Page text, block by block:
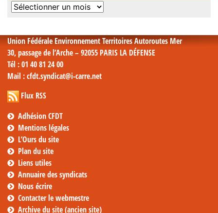
Archives
Union Fédérale Environnement Territoires Autoroutes Mer
30, passage de l’Arche – 92055 PARIS LA DÉFENSE
Tél : 01 40 81 24 00
Mail : cfdt.syndicat@i-carre.net
Flux RSS
Adhésion CFDT
Mentions légales
L’Ours du site
Plan du site
Liens utiles
Annuaire des syndicats
Nous écrire
Contacter le webmestre
Archive du site (ancien site)